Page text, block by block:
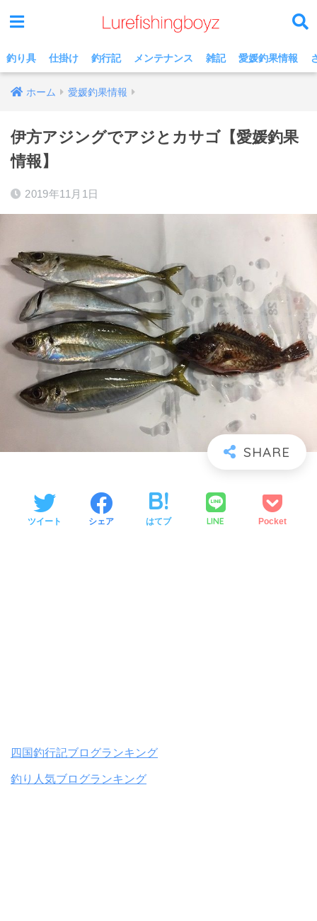
釣り具 仕掛け 釣行記 メンテナンス 雑記 愛媛釣果情報
ホーム 愛媛釣果情報
伊方アジングでアジとカサゴ【愛媛釣果
情報】
2019年11月1日
ツイート シェア はてブ LINE Pocket
四国釣行記ブログランキング
釣り人気ブログランキング